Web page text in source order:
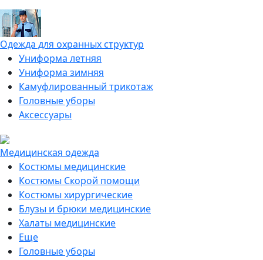
Одежда для охранных структур
Униформа летняя
Униформа зимняя
Камуфлированный трикотаж
Головные уборы
Аксессуары
Медицинская одежда
Костюмы медицинские
Костюмы Скорой помощи
Костюмы хирургические
Блузы и брюки медицинские
Халаты медицинские
Еще
Головные уборы